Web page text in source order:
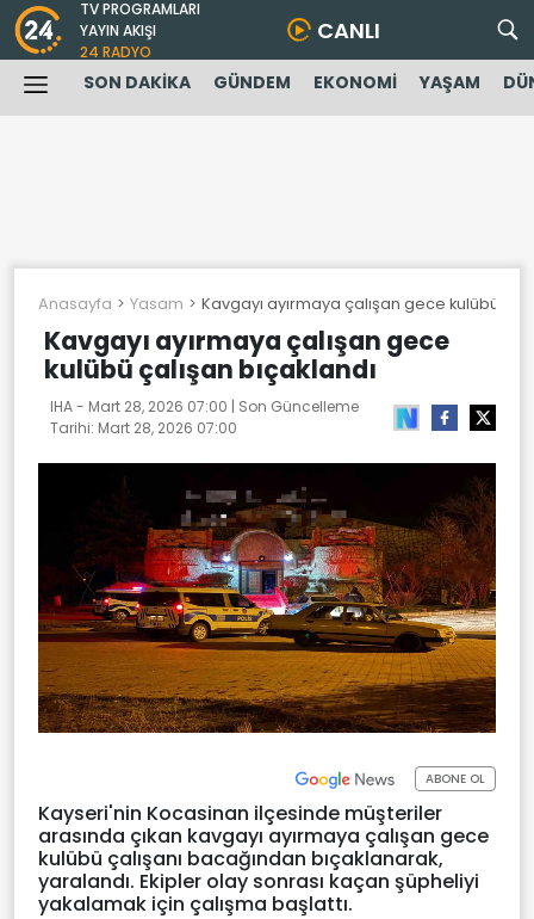
TV PROGRAMLARI
YAYIN AKIŞI
24 RADYO
CANLI
SON DAKİKA GÜNDEM EKONOMİ YAŞAM
Anasayfa Yasam Kavgayı ayırmaya çalışan gece kulübü
Kavgayı ayırmaya çalışan gece
kulübü çalışan bıçaklandı
IHA - Mart 28, 2026 07:00 | Son Güncelleme
Tarihi: Mart 28, 2026 07:00
ABONE OL
Kayseri'nin Kocasinan ilçesinde müşteriler
arasında çıkan kavgayı ayırmaya çalışan gece
kulübü çalışanı bacağından bıçaklanarak,
yaralandı. Ekipler olay sonrası kaçan şüpheliyi
yakalamak için çalışma başlattı.